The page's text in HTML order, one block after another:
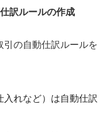
訳ルールの作成
の自動仕訳ルールを
入れなど）は自動仕訳